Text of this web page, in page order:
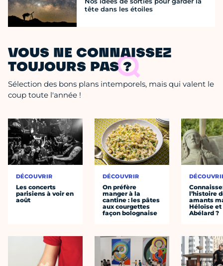
tête dans les étoiles
VOUS NE CONNAISSEZ
TOUJOURS PAS ?
Sélection des bons plans intemporels, mais qui valent le
coup toute l'année !
DÉCOUVRIR
Les concerts
parisiens à voir en
août
DÉCOUVRIR
On préfère
manger à la
cantine : les pâtes
aux courgettes
façon bolognaise
l’histoire
amants
Héloïse et
Abélard ?